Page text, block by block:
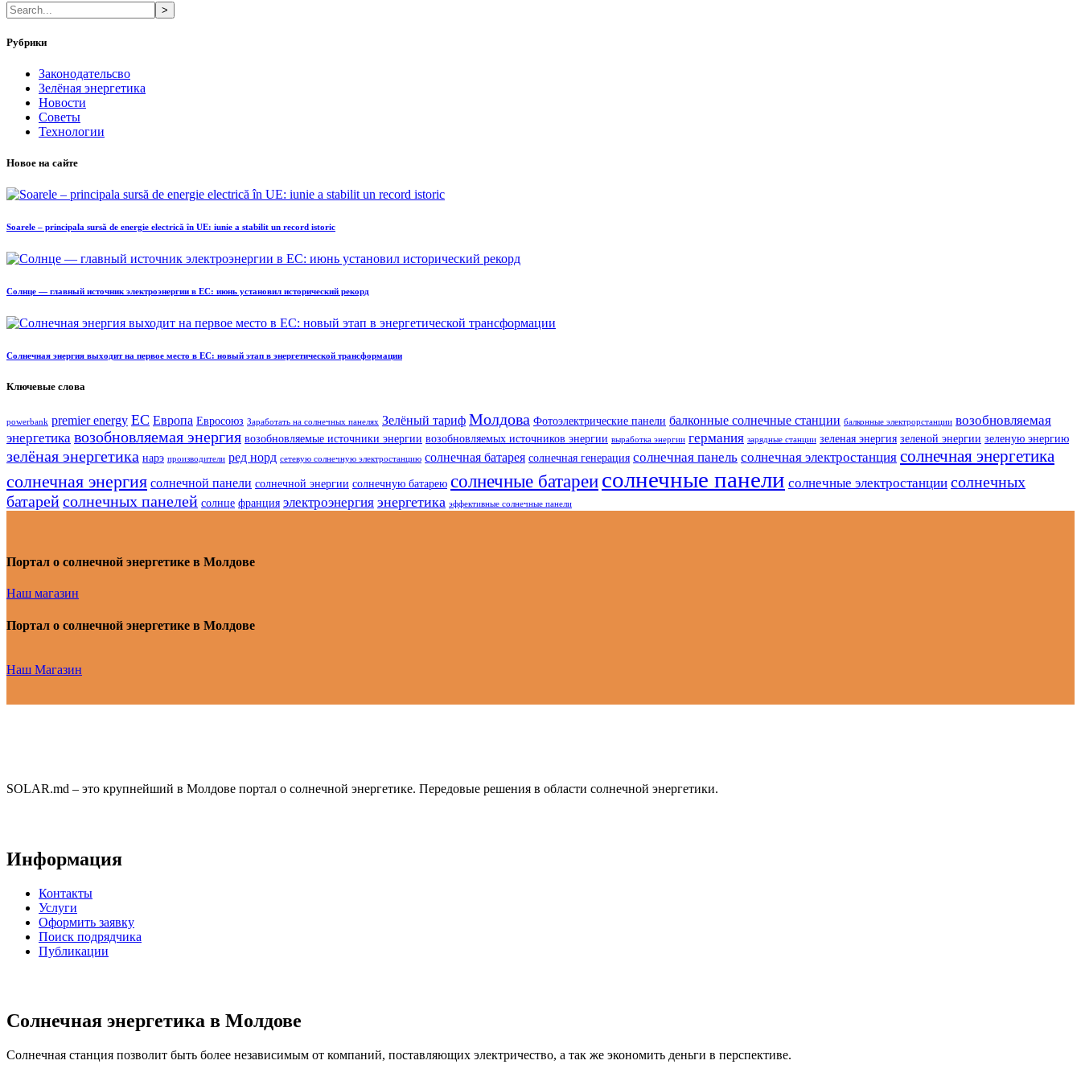
>
Рубрики
Законодательсво
Зелёная энергетика
Новости
Советы
Технологии
Новое на сайте
Soarele – principala sursă de energie electrică în UE: iunie a stabilit un record istoric
Солнце — главный источник электроэнергии в ЕС: июнь установил исторический рекорд
Солнечная энергия выходит на первое место в ЕС: новый этап в энергетической трансформации
Ключевые слова
powerbank premier energy ЕС Европа Евросоюз Заработать на солнечных панелях Зелёный тариф Молдова Фотоэлектрические панели балконные солнечные станции балконные электрорстанции возобновляемая
энергетика возобновляемая энергия возобновляемые источники энергии возобновляемых источников энергии выработка энергии германия зарядные станции зеленая энергия зеленой энергии зеленую энергию
зелёная энергетика нарэ производители ред норд сетевую солнечную электростанцию солнечная батарея солнечная генерация солнечная панель солнечная электростанция солнечная энергетика
солнечная энергия солнечной панели солнечной энергии солнечную батарею солнечные батареисолнечные панели солнечные электростанции солнечных
батарейсолнечных панелей солнце франция электроэнергия энергетика эффективные солнечные панели
Портал о солнечной энергетике в Молдове
Наш магазин
Портал о солнечной энергетике в Молдове
Наш Магазин
SOLAR.md – это крупнейший в Молдове портал о солнечной энергетике. Передовые решения в области солнечной энергетики.
Информация
Контакты
Услуги
Оформить заявку
Поиск подрядчика
Публикации
Солнечная энергетика в Молдове
Солнечная станция позволит быть более независимым от компаний, поставляющих электричество, а так же экономить деньги в перспективе.